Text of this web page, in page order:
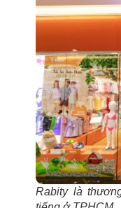
Rabity là